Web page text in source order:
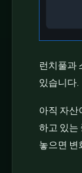
런치풀과
있습니다.
아직 자
하고 있는
놓으면